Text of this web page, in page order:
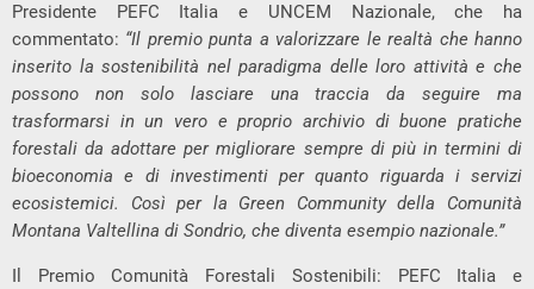
Presidente PEFC Italia e UNCEM Nazionale, che ha
commentato: “Il premio punta a valorizzare le realtà che hanno
inserito la sostenibilità nel paradigma delle loro attività e che
possono non solo lasciare una traccia da seguire ma
trasformarsi in un vero e proprio archivio di buone pratiche
forestali da adottare per migliorare sempre di più in termini di
bioeconomia e di investimenti per quanto riguarda i servizi
ecosistemici. Così per la Green Community della Comunità
Montana Valtellina di Sondrio, che diventa esempio nazionale.”
Il Premio Comunità Forestali Sostenibili: PEFC Italia e